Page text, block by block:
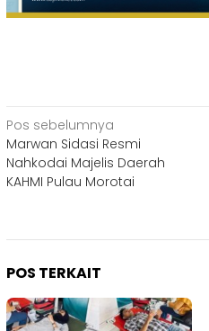
Navigasi
pos
Pos sebelumnya
Marwan Sidasi Resmi
Nahkodai Majelis Daerah
KAHMI Pulau Morotai
POS TERKAIT